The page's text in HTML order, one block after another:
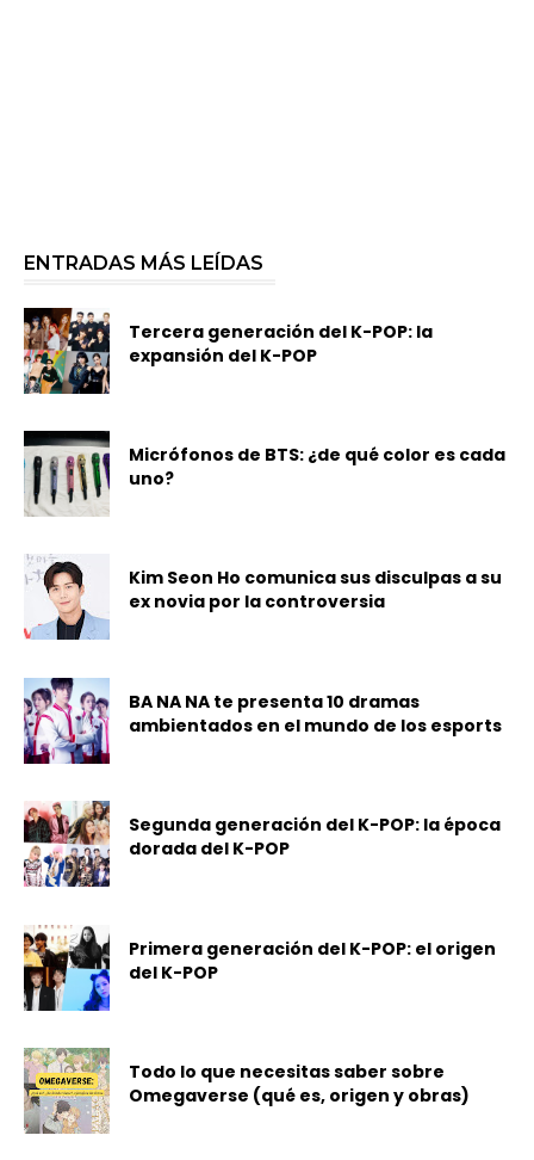
ENTRADAS MÁS LEÍDAS
Tercera generación del K-POP: la
expansión del K-POP
Micrófonos de BTS: ¿de qué color es cada
uno?
Kim Seon Ho comunica sus disculpas a su
ex novia por la controversia
BA NA NA te presenta 10 dramas
ambientados en el mundo de los esports
Segunda generación del K-POP: la época
dorada del K-POP
Primera generación del K-POP: el origen
del K-POP
Todo lo que necesitas saber sobre
Omegaverse (qué es, origen y obras)